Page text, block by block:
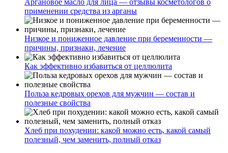
применении средства из арганы
Низкое и пониженное давление при беременности —
причины, признаки, лечение
Как эффективно избавиться от целлюлита
Польза кедровых орехов для мужчин — состав и
полезные свойства
Хлеб при похудении: какой можно есть, какой самый
полезный, чем заменить, полный отказ